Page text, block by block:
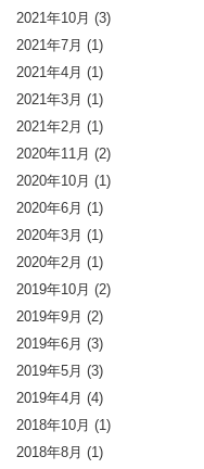
2021年10月 (3)
2021年7月 (1)
2021年4月 (1)
2021年3月 (1)
2021年2月 (1)
2020年11月 (2)
2020年10月 (1)
2020年6月 (1)
2020年3月 (1)
2020年2月 (1)
2019年10月 (2)
2019年9月 (2)
2019年6月 (3)
2019年5月 (3)
2019年4月 (4)
2018年10月 (1)
2018年8月 (1)